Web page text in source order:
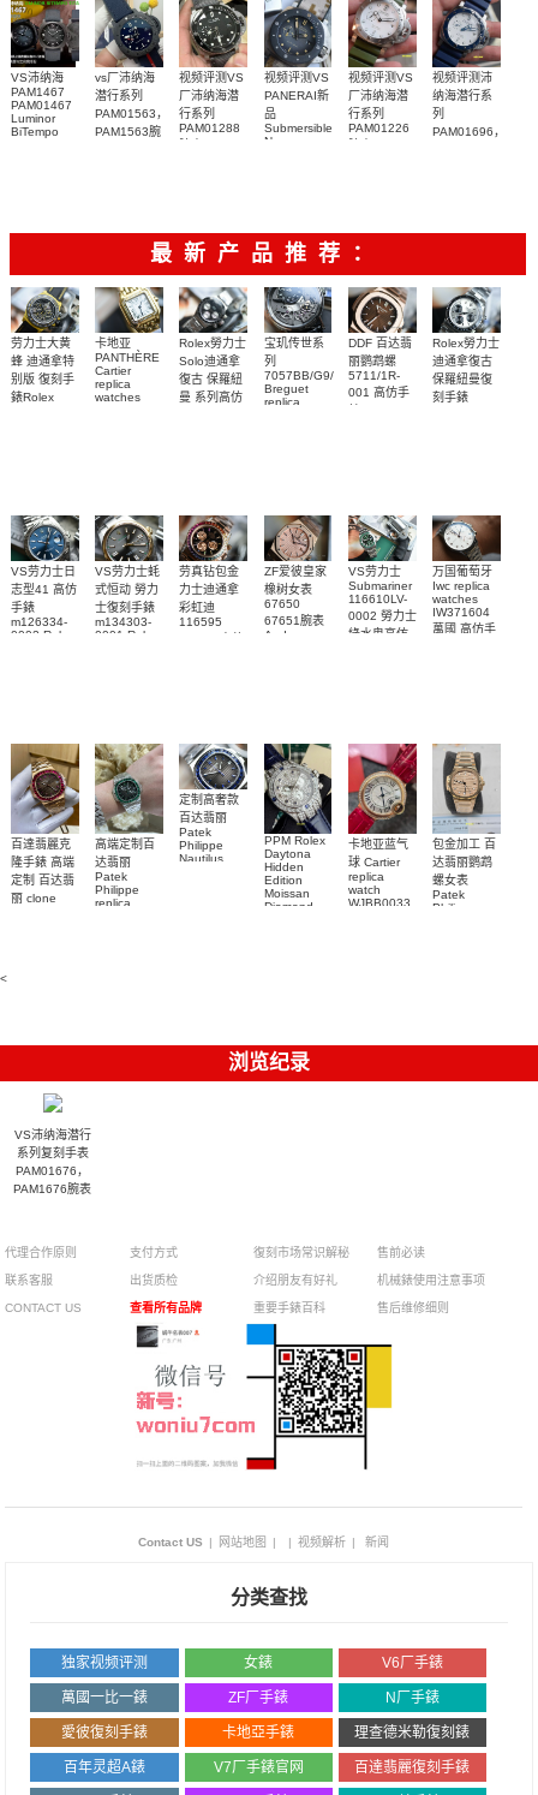
VS沛纳海
PAM1467
PAM01467
Luminor
BiTempo
vs厂沛纳海
潜行系列
PAM01563，
PAM1563腕
视频评测VS
厂沛纳海潜
行系列
PAM01288
视频评测VS
PANERAI新
品
Submersible
Navy
视频评测VS
厂沛纳海潜
行系列
PAM01226
视频评测沛
纳海潜行系
列
PAM01696，
最新产品推荐：
劳力士大黄
蜂 迪通拿特
别版 復刻手
錶Rolex
卡地亚
PANTHÈRE
Cartier
replica
watches
Rolex勞力士
Solo迪通拿
復古 保羅紐
曼 系列高仿
宝玑传世系
列
7057BB/G9/9W6
Breguet
replica
DDF 百达翡
丽鹦鹉螺
5711/1R-
001 高仿手
Rolex勞力士
迪通拿復古
保羅紐曼復
刻手錶
VS劳力士日
志型41 高仿
手錶
m126334-
0002 Rolex
VS劳力士蚝
式恒动 勞力
士復刻手錶
m134303-
0001 Rolex
劳真钻包金
力士迪通拿
彩虹迪
116595
ZF爱彼皇家
橡树女表
67650
67651腕表
Audemars
VS劳力士
Submariner
116610LV-
0002 勞力士
綠水鬼高仿
万国葡萄牙
Iwc replica
watches
IW371604
萬國 高仿手
百達翡麗克
隆手錶 高端
定制 百达翡
丽 clone
高端定制百
达翡丽
Patek
Philippe
replica
定制高奢款
百达翡丽
Patek
Philippe
Nautilus
PPM Rolex
Daytona
Hidden
Edition
Moissan
Diamond
卡地亚蓝气
球 Cartier
replica
watch
WJBB0033
包金加工 百
达翡丽鹦鹉
螺女表
Patek
Philippe
<
浏览纪录
VS沛纳海潜行
系列复刻手表
PAM01676，
PAM1676腕表
代理合作原则
联系客服
CONTACT US
支付方式
出货质检
查看所有品牌
復刻市场常识解秘
介绍朋友有好礼
重要手錶百科
售前必读
机械錶使用注意事项
售后维修细则
Contact US | 网站地图 | | 视频解析 | 新闻
分类查找
独家视频评测 女錶 V6厂手錶
萬國一比一錶 ZF厂手錶 N厂手錶
愛彼復刻手錶 卡地亞手錶 理查德米勒復刻錶
百年灵超A錶 V7厂手錶官网 百達翡麗復刻手錶